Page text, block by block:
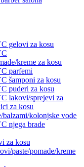
gelovi za kosu
kreme za kosu
parfemi
šamponi za kosu
puderi za kosu
lakovi/sprejevi za
za kosu
kolonjske vode
njega brade
za kosu
paste/pomade/kreme